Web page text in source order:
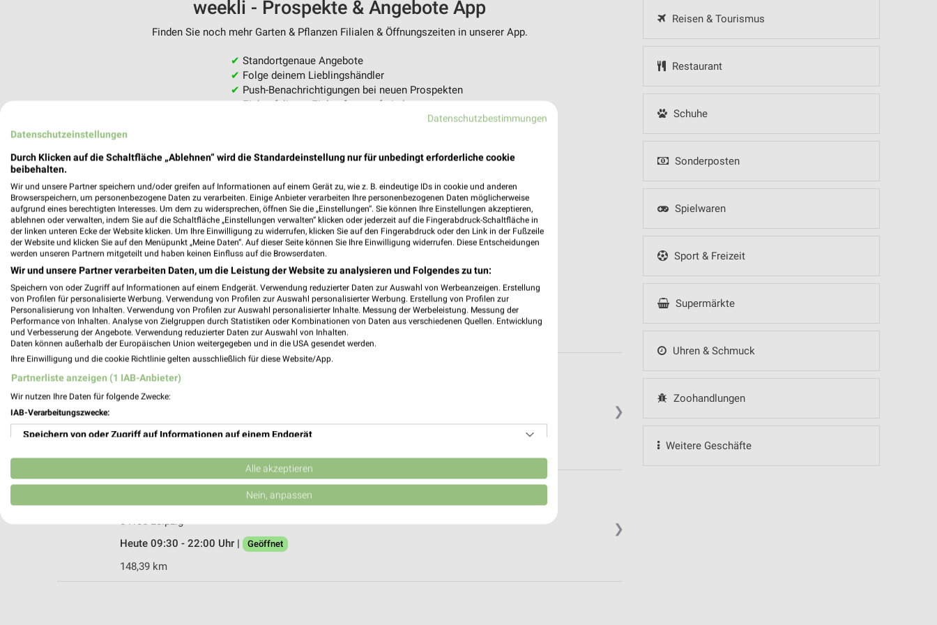
Reisen & Tourismus
Restaurant
Schuhe
Sonderposten
Spielwaren
Sport & Freizeit
Supermärkte
Uhren & Schmuck
Zoohandlungen
Weitere Geschäfte
weekli - Prospekte & Angebote App
Finden Sie noch mehr Garten & Pflanzen Filialen & Öffnungszeiten in unserer App.
✔ Standortgenaue Angebote
✔ Folge deinem Lieblingshändler
✔ Push-Benachrichtigungen bei neuen Prospekten
✔Einkaufsliste - Einkauf stressfrei planen
❯
Blume 2000 Leipzig
04109 Leipzig
Heute 09:30 - 20:00 Uhr | Geöffnet
❯
Willi-Brandt-Platz 5
04105 Leipzig
Heute 09:30 - 22:00 Uhr |
Geöffnet
148,39 km
Datenschutzbestimmungen
Datenschutzeinstellungen
Durch Klicken auf die Schaltfläche „Ablehnen“ wird die Standardeinstellung nur für unbedingt erforderliche cookie
beibehalten.
Wir und unsere Partner speichern und/oder greifen auf Informationen auf einem Gerät zu, wie z. B. eindeutige IDs in cookie und anderen
Browserspeichern, um personenbezogene Daten zu verarbeiten. Einige Anbieter verarbeiten Ihre personenbezogenen Daten möglicherweise
aufgrund eines berechtigten Interesses. Um dem zu widersprechen, öffnen Sie die „Einstellungen“. Sie können Ihre Einstellungen akzeptieren,
ablehnen oder verwalten, indem Sie auf die Schaltfläche „Einstellungen verwalten“ klicken oder jederzeit auf die Fingerabdruck-Schaltfläche in
der linken unteren Ecke der Website klicken. Um Ihre Einwilligung zu widerrufen, klicken Sie auf den Fingerabdruck oder den Link in der Fußzeile
der Website und klicken Sie auf den Menüpunkt „Meine Daten“. Auf dieser Seite können Sie Ihre Einwilligung widerrufen. Diese Entscheidungen
werden unseren Partnern mitgeteilt und haben keinen Einfluss auf die Browserdaten.
Wir und unsere Partner verarbeiten Daten, um die Leistung der Website zu analysieren und Folgendes zu tun:
Speichern von oder Zugriff auf Informationen auf einem Endgerät. Verwendung reduzierter Daten zur Auswahl von Werbeanzeigen. Erstellung
von Profilen für personalisierte Werbung. Verwendung von Profilen zur Auswahl personalisierter Werbung. Erstellung von Profilen zur
Personalisierung von Inhalten. Verwendung von Profilen zur Auswahl personalisierter Inhalte. Messung der Werbeleistung. Messung der
Performance von Inhalten. Analyse von Zielgruppen durch Statistiken oder Kombinationen von Daten aus verschiedenen Quellen. Entwicklung
und Verbesserung der Angebote. Verwendung reduzierter Daten zur Auswahl von Inhalten.
Daten können außerhalb der Europäischen Union weitergegeben und in die USA gesendet werden.
Ihre Einwilligung und die cookie Richtlinie gelten ausschließlich für diese Website/App.
Partnerliste anzeigen (1 IAB-Anbieter)
Wir nutzen Ihre Daten für folgende Zwecke:
IAB-Verarbeitungszwecke:
Speichern von oder Zugriff auf Informationen auf einem Endgerät
Verwendung reduzierter Daten zur Auswahl von Werbeanzeigen
Erstellung von Profilen für personalisierte Werbung
Erstellung von Profilen zur Personalisierung von Inhalten
Alle akzeptieren
Nein, anpassen